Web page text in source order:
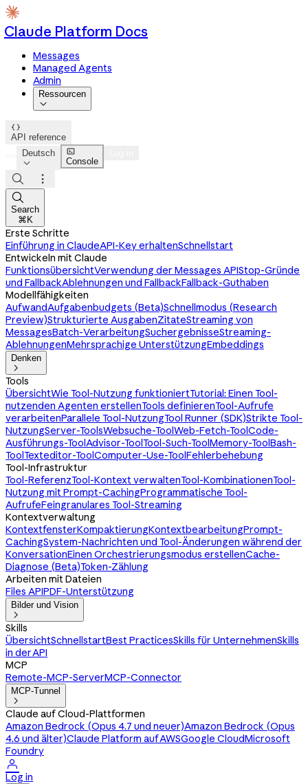
Claude Platform Docs
Messages
Managed Agents
Admin
Ressourcen


API reference
Deutsch


Console



Search
⌘K
Erste Schritte
Einführung in ClaudeAPI-Key erhaltenSchnellstart
Entwickeln mit Claude
FunktionsübersichtVerwendung der Messages APIStop-Gründe
und FallbackAblehnungen und FallbackFallback-Guthaben
Modellfähigkeiten
AufwandAufgabenbudgets (Beta)Schnellmodus (Research
Preview)Strukturierte AusgabenZitateStreaming von
MessagesBatch-VerarbeitungSuchergebnisseStreaming-
AblehnungenMehrsprachige UnterstützungEmbeddings
Denken

Tools
ÜbersichtWie Tool-Nutzung funktioniertTutorial: Einen Tool-
nutzenden Agenten erstellenTools definierenTool-Aufrufe
verarbeitenParallele Tool-NutzungTool Runner (SDK)Strikte Tool-
NutzungServer-ToolsWebsuche-ToolWeb-Fetch-ToolCode-
Ausführungs-ToolAdvisor-ToolTool-Such-ToolMemory-ToolBash-
ToolTexteditor-ToolComputer-Use-ToolFehlerbehebung
Tool-Infrastruktur
Tool-ReferenzTool-Kontext verwaltenTool-KombinationenTool-
Nutzung mit Prompt-CachingProgrammatische Tool-
AufrufeFeingranulares Tool-Streaming
Kontextverwaltung
KontextfensterKompaktierungKontextbearbeitungPrompt-
CachingSystem-Nachrichten und Tool-Änderungen während der
KonversationEinen Orchestrierungsmodus erstellenCache-
Diagnose (Beta)Token-Zählung
Arbeiten mit Dateien
Files APIPDF-Unterstützung
Bilder und Vision

Skills
ÜbersichtSchnellstartBest PracticesSkills für UnternehmenSkills
in der API
MCP
Remote-MCP-ServerMCP-Connector
MCP-Tunnel

Claude auf Cloud-Plattformen
Amazon Bedrock (Opus 4.7 und neuer)Amazon Bedrock (Opus
4.6 und älter)Claude Platform auf AWSGoogle CloudMicrosoft
Foundry

Log in